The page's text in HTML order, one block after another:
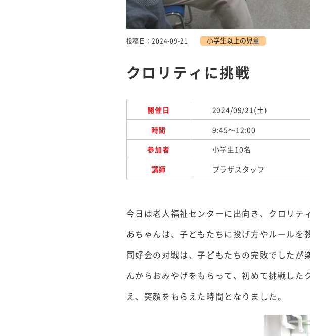
投稿日：2024-09-21 小学生以上の児童
クロリティに挑戦
開催日
2024/09/21(土)
時間
9:45～12:00
参加者
小学生10名
講師
プラザスタッフ
今日は老人福祉センターに出向き、クロリ
あちゃんは、子どもたちに投げ方やルールを
同好会の対戦は、子どもたちの完敗でした
んからおみやげをもらって、初めて挑戦し
え、笑顔をもらえた時間となりました。